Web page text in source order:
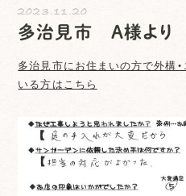
2023.11.20
多治見市 A様より
多治見市にお住まいの方で外構
いる方はこちら